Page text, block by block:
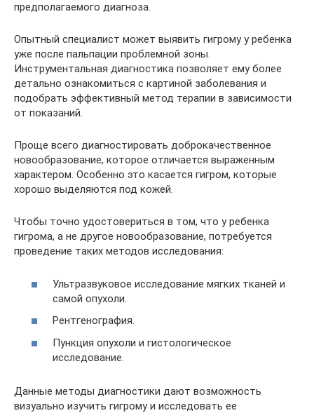
предполагаемого диагноза.
Опытный специалист может выявить гигрому у ребенка
уже после пальпации проблемной зоны.
Инструментальная диагностика позволяет ему более
детально ознакомиться с картиной заболевания и
подобрать эффективный метод терапии в зависимости
от показаний.
Проще всего диагностировать доброкачественное
новообразование, которое отличается выраженным
характером. Особенно это касается гигром, которые
хорошо выделяются под кожей.
Чтобы точно удостовериться в том, что у ребенка
гигрома, а не другое новообразование, потребуется
проведение таких методов исследования:
Ультразвуковое исследование мягких тканей и
самой опухоли.
Рентгенография.
Пункция опухоли и гистологическое
исследование.
Данные методы диагностики дают возможность
визуально изучить гигрому и исследовать ее